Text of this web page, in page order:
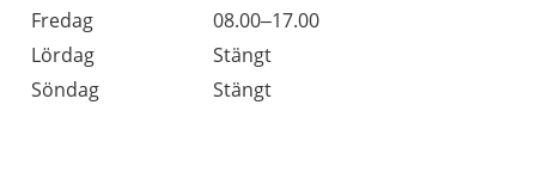
Fredag
08.00–17.00
Lördag
Stängt
Söndag
Stängt